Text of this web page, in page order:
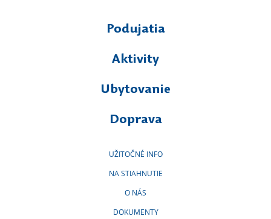
Podujatia
Aktivity
Ubytovanie
Doprava
UŽITOČNÉ INFO
NA STIAHNUTIE
O NÁS
DOKUMENTY